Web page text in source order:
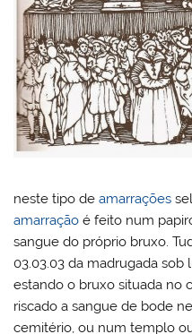
neste tipo deamarrações
amarração é feito num
sangue do próprio bruxo.
03.03.03 da madrugada sob
estando o bruxo situada no
riscado a sangue de bode
cemitério, ou num templo